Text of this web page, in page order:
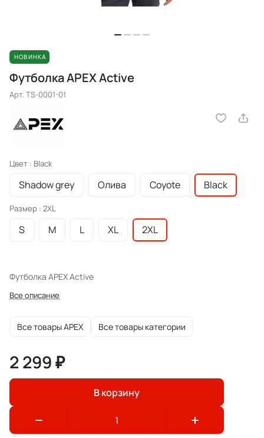
НОВИНКА
Футболка APEX Active
Арт.TS-0001-01
Цвет : Black
Shadow grey Олива Coyote Black
Размер : 2XL
S M L XL 2XL
Футболка APEX Active
Все описание
Все товары APEX Все товары категории
2 299 ₽
В корзину